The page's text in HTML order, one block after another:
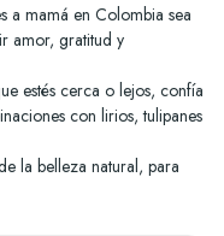
a mamá en Colombia sea
amor, gratitud y
estés cerca o lejos, confía
con lirios, tulipanes
la belleza natural, para